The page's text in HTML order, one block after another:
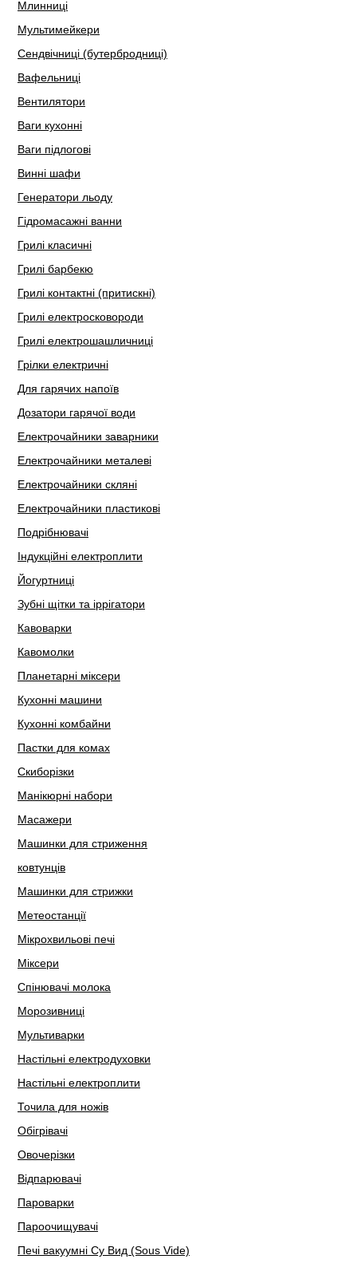
Млинниці
Мультимейкери
Сендвічниці (бутербродниці)
Вафельниці
Вентилятори
Ваги кухонні
Ваги підлогові
Винні шафи
Генератори льоду
Гідромасажні ванни
Грилі класичні
Грилі барбекю
Грилі контактні (притискні)
Грилі електросковороди
Грилі електрошашличниці
Грілки електричні
Для гарячих напоїв
Дозатори гарячої води
Електрочайники заварники
Електрочайники металеві
Електрочайники скляні
Електрочайники пластикові
Подрібнювачі
Індукційні електроплити
Йогуртниці
Зубні щітки та іррігатори
Кавоварки
Кавомолки
Планетарні міксери
Кухонні машини
Кухонні комбайни
Пастки для комах
Скиборізки
Манікюрні набори
Масажери
Машинки для стриження
ковтунців
Машинки для стрижки
Метеостанції
Мікрохвильові печі
Міксери
Спінювачі молока
Морозивниці
Мультиварки
Настільні електродуховки
Настільні електроплити
Точила для ножів
Обігрівачі
Овочерізки
Відпарювачі
Пароварки
Пароочищувачі
Печі вакуумні Су Вид (Sous Vide)